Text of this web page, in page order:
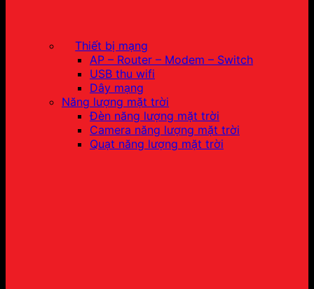
Thiết bị mạng
AP – Router – Modem – Switch
USB thu wifi
Dây mạng
Năng lượng mặt trời
Đèn năng lượng mặt trời
Camera năng lượng mặt trời
Quạt năng lượng mặt trời